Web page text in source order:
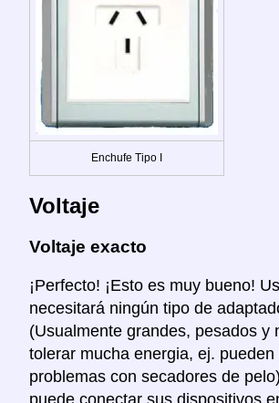
Enchufe Tipo I
Voltaje
Voltaje exacto
¡Perfecto! ¡Esto es muy bueno!
necesitará ningún tipo de
(Usualmente grandes, pesados y
tolerar mucha energia, ej. pueden
problemas con secadores de